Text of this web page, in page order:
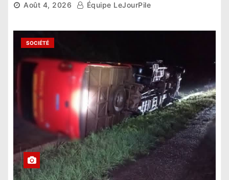
Août 4, 2026 Équipe LeJourPile
SOCIÉTÉ